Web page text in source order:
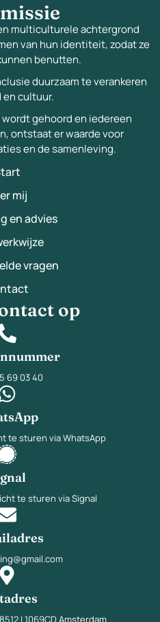
multiculturele achtergrond
van hun identiteit, zodat ze
benutten.
duurzaam te verankeren
en cultuur.
gehoord en iedereen
ontstaat er waarde voor
en de samenleving.
mij
en advies
vragen
op
69 03 40
te sturen via WhatsApp
te sturen via Signal
| 1069CD Amsterdam